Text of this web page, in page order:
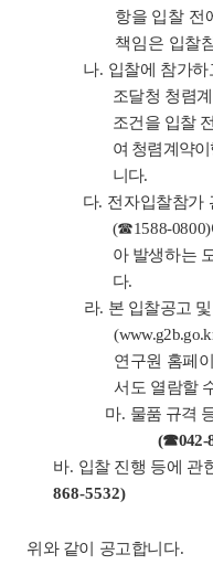
항을 입찰 전
책임은 입찰
나. 입찰에 참가
조달청 청렴
조건을 입찰
여 청렴계약
니다.
다. 전자입찰참가
(☎1588-0800)
아 발생하는
다.
라. 본 입찰공고
연구원 홈페이
서도 열람할
마. 물품 규격
(☎042-
바. 입찰 진행 등에 관
868-5532)
위와 같이 공고합니다.